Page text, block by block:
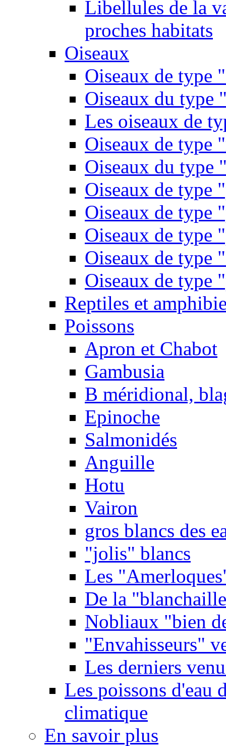
Libellules de la
proches habitats
Oiseaux
Oiseaux de type
Oiseaux du type
Les oiseaux de
Oiseaux de type
Oiseaux du type
Oiseaux de type
Oiseaux de type
Oiseaux de type
Oiseaux de type
Oiseaux de type
Reptiles et
Poissons
Apron et Chabot
Gambusia
B méridional,
Epinoche
Salmonidés
Anguille
Hotu
Vairon
gros blancs des
"jolis" blancs
Les
De la
Nobliaux "bien
"Envahisseurs"
Les derniers
Les poissons d'eau
climatique
En savoir plus